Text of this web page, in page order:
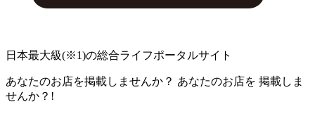
日本最大級(※1)の総合ライフポータルサイト
あなたのお店を掲載しませんか？ あなたのお店を 掲載しま
せんか？!